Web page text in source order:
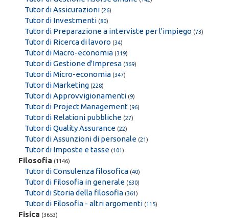
Tutor di Assicurazioni (26)
Tutor di Investmenti (80)
Tutor di Preparazione a interviste per l'impiego (73)
Tutor di Ricerca di lavoro (34)
Tutor di Macro-economia (319)
Tutor di Gestione d'Impresa (369)
Tutor di Micro-economia (347)
Tutor di Marketing (228)
Tutor di Approvvigionamenti (9)
Tutor di Project Management (96)
Tutor di Relationi pubbliche (27)
Tutor di Quality Assurance (22)
Tutor di Assunzioni di personale (21)
Tutor di Imposte e tasse (101)
Filosofia (1146)
Tutor di Consulenza filosofica (40)
Tutor di Filosofia in generale (630)
Tutor di Storia della filosofia (361)
Tutor di Filosofia - altri argomenti (115)
Fisica (3653)